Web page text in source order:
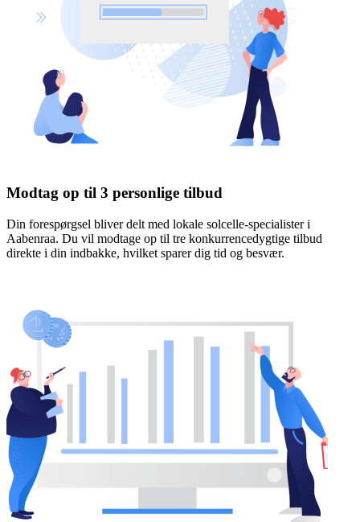
Modtag op til 3 personlige tilbud
Din forespørgsel bliver delt med lokale solcelle-specialister i
Aabenraa. Du vil modtage op til tre konkurrencedygtige tilbud
direkte i din indbakke, hvilket sparer dig tid og besvær.